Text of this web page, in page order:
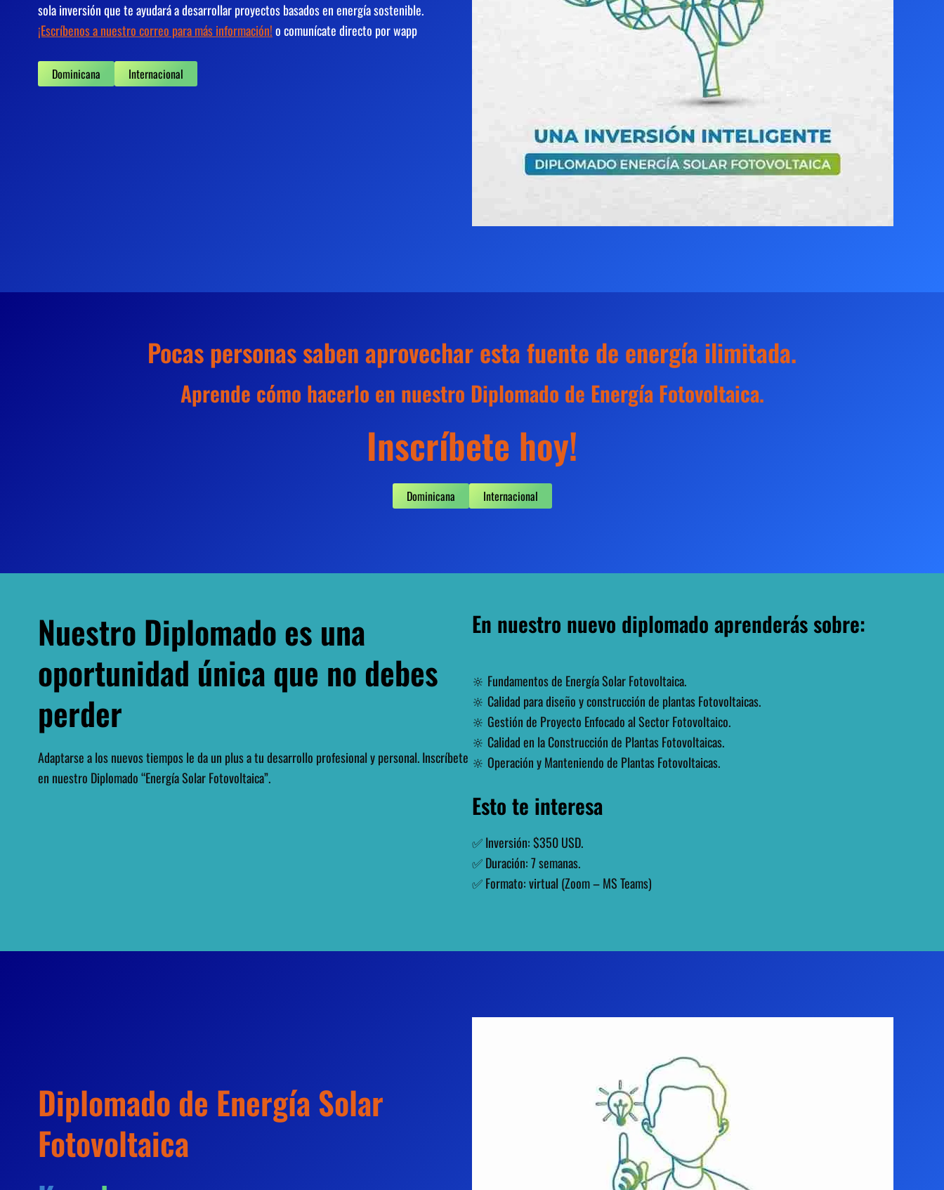
sola inversión que te ayudará a desarrollar proyectos basados en energía sostenible.
¡Escríbenos a nuestro correo para más información!o comunícate directo por wapp
Dominicana Internacional
Pocas personas saben aprovechar esta fuente de energía ilimitada.
Aprende cómo hacerlo en nuestro Diplomado de Energía Fotovoltaica.
Inscríbete hoy!
Dominicana Internacional
Nuestro Diplomado es una
oportunidad única que no debes
perder
Adaptarse a los nuevos tiempos le da un plus a tu desarrollo profesional y personal. Inscríbete
en nuestro Diplomado “Energía Solar Fotovoltaica”.
En nuestro nuevo diplomado aprenderás sobre:
🔆 Fundamentos de Energía Solar Fotovoltaica.
🔆 Calidad para diseño y construcción de plantas Fotovoltaicas.
🔆 Gestión de Proyecto Enfocado al Sector Fotovoltaico.
🔆 Calidad en la Construcción de Plantas Fotovoltaicas.
🔆 Operación y Manteniendo de Plantas Fotovoltaicas.
Esto te interesa
✅ Inversión: $350 USD.
✅ Duración: 7 semanas.
✅ Formato: virtual (Zoom – MS Teams)
Diplomado de Energía Solar
Fotovoltaica